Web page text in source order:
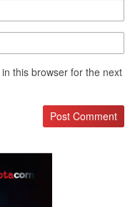
this browser for the next